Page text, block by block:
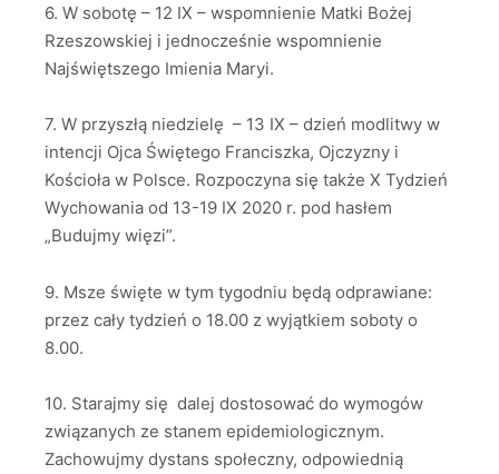
6. W sobotę – 12 IX – wspomnienie Matki Bożej
Rzeszowskiej i jednocześnie wspomnienie
Najświętszego Imienia Maryi.
7. W przyszłą niedzielę – 13 IX – dzień modlitwy w
intencji Ojca Świętego Franciszka, Ojczyzny i
Kościoła w Polsce. Rozpoczyna się także X Tydzień
Wychowania od 13-19 IX 2020 r. pod hasłem
„Budujmy więzi”.
9. Msze święte w tym tygodniu będą odprawiane:
przez cały tydzień o 18.00 z wyjątkiem soboty o
8.00.
10. Starajmy się dalej dostosować do wymogów
związanych ze stanem epidemiologicznym.
Zachowujmy dystans społeczny, odpowiednią